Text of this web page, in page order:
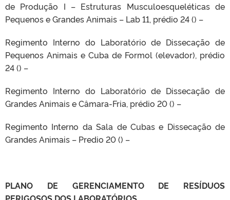
de Produção I – Estruturas Musculoesqueléticas de
Pequenos e Grandes Animais – Lab 11, prédio 24 () –
Regimento Interno do Laboratório de Dissecação de
Pequenos Animais e Cuba de Formol (elevador), prédio
24 () –
Regimento Interno do Laboratório de Dissecação de
Grandes Animais e Câmara-Fria, prédio 20 () –
Regimento Interno da Sala de Cubas e Dissecação de
Grandes Animais – Predio 20 () –
PLANO DE GERENCIAMENTO DE RESÍDUOS